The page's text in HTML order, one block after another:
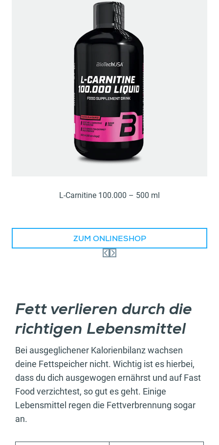
L-Carnitine 100.000 – 500 ml
ZUM ONLINESHOP
Fett verlieren durch die
richtigen Lebensmittel
Bei ausgeglichener Kalorienbilanz wachsen
deine Fettspeicher nicht. Wichtig ist es hierbei,
dass du dich ausgewogen ernährst und auf Fast
Food verzichtest, so gut es geht. Einige
Lebensmittel regen die Fettverbrennung sogar
an.